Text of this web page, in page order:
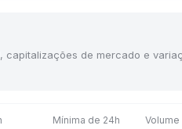
capitalizações de mercado e
Mínima de 24h